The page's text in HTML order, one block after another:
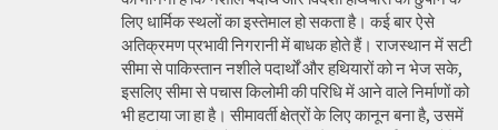
लिए धार्मिक स्थलों का इस्तेमाल हो सकता है। कई बार ऐसे
अतिक्रमण प्रभावी निगरानी में बाधक होते हैं। राजस्थान में सटी
सीमा से पाकिस्तान नशीले पदार्थों और हथियारों को न भेज सके,
इसलिए सीमा से पचास किलोमी की परिधि में आने वाले निर्माणों को
भी हटाया जा हा है। सीमावर्ती क्षेत्रों के लिए कानून बना है, उसमें